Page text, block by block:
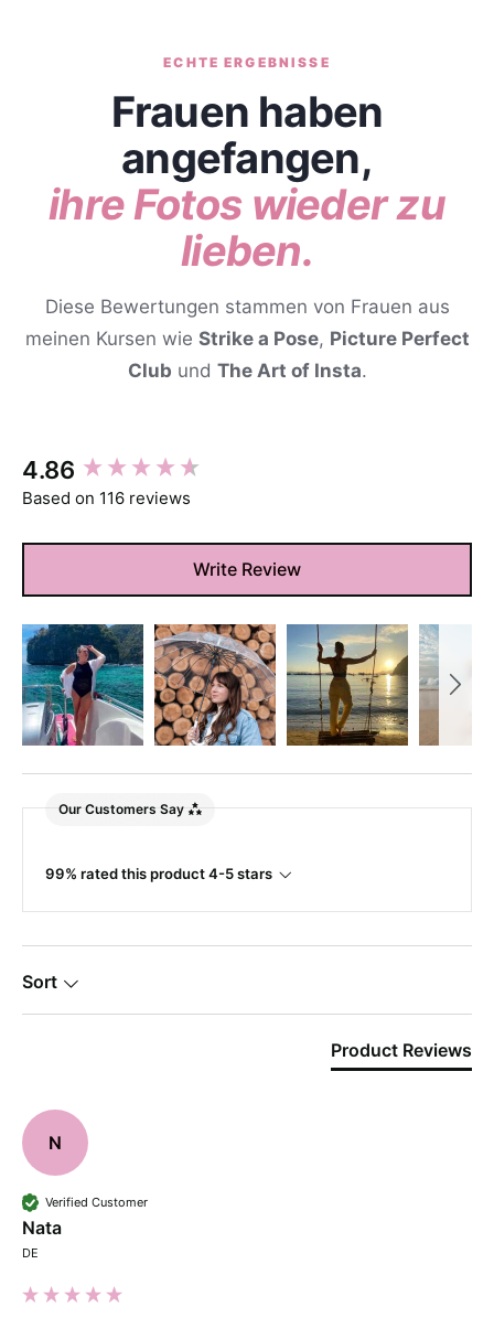
ECHTE ERGEBNISSE
Frauen haben
angefangen,
ihre Fotos wieder zu
lieben.
Diese Bewertungen stammen von Frauen aus
meinen Kursen wie Strike a Pose, Picture Perfect
Club und The Art of Insta.
4.86
Based on 116 reviews
Write Review
Our Customers Say
99% rated this product 4-5 stars
Sort
Product Reviews
N
Verified Customer
Nata
DE
New content loaded